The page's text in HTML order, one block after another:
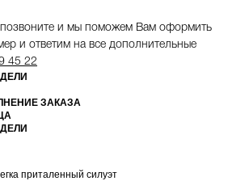
и мы поможем Вам оформить
и ответим на все дополнительные
45 22
ЗАКАЗА
приталенный силуэт